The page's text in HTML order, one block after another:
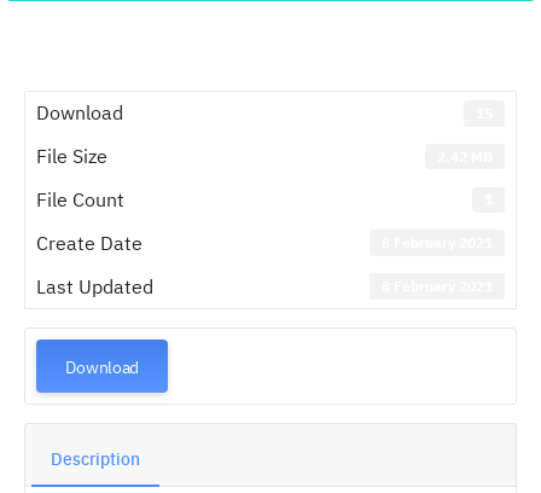
Download
File Size
File Count
Create Date
Last Updated
Download
Description